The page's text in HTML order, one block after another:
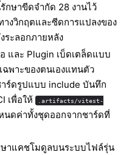
กษาขีดจำกัด 28 งานไว้
งวิกฤตและซีดการแปลงของ
ระลอกภายหลัง
และ Plugin เบ็ดเตล็ดแบบ
ฉพาะของตนเองแทนตัว
ร์ดรูปแบบ include บันทึก
เพื่อให้
.artifacts/vitest-
นดค่าทั้งชุดออกจากชาร์ดที่
ษาแคชโมดูลบนระบบไฟล์รุ่น